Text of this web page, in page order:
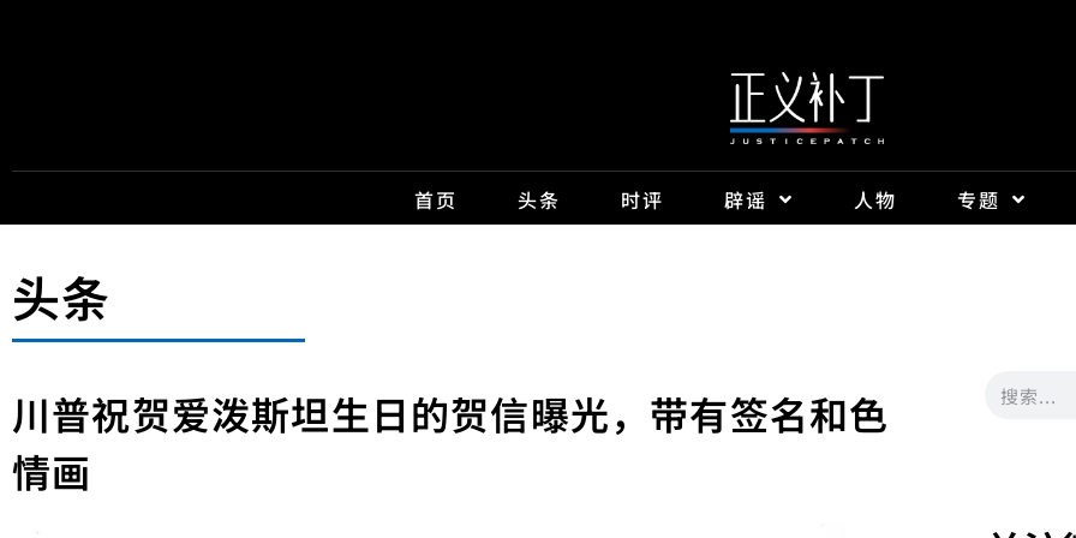
首页 头条 时评 辟谣 人物 专题
头条
川普祝贺爱泼斯坦生日的贺信曝光，带有签名和色
情画